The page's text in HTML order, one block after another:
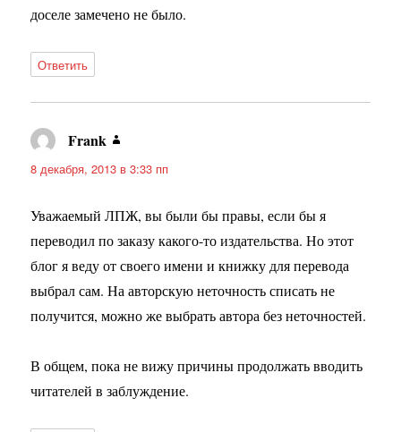
доселе замечено не было.
Ответить
Frank
8 декабря, 2013 в 3:33 пп
Уважаемый ЛПЖ, вы были бы правы, если бы я
переводил по заказу какого-то издательства. Но этот
блог я веду от своего имени и книжку для перевода
выбрал сам. На авторскую неточность списать не
получится, можно же выбрать автора без неточностей.
В общем, пока не вижу причины продолжать вводить
читателей в заблуждение.